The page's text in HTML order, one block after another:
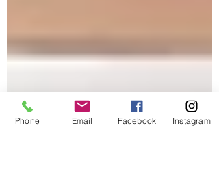
Phone Email Facebook Instagram